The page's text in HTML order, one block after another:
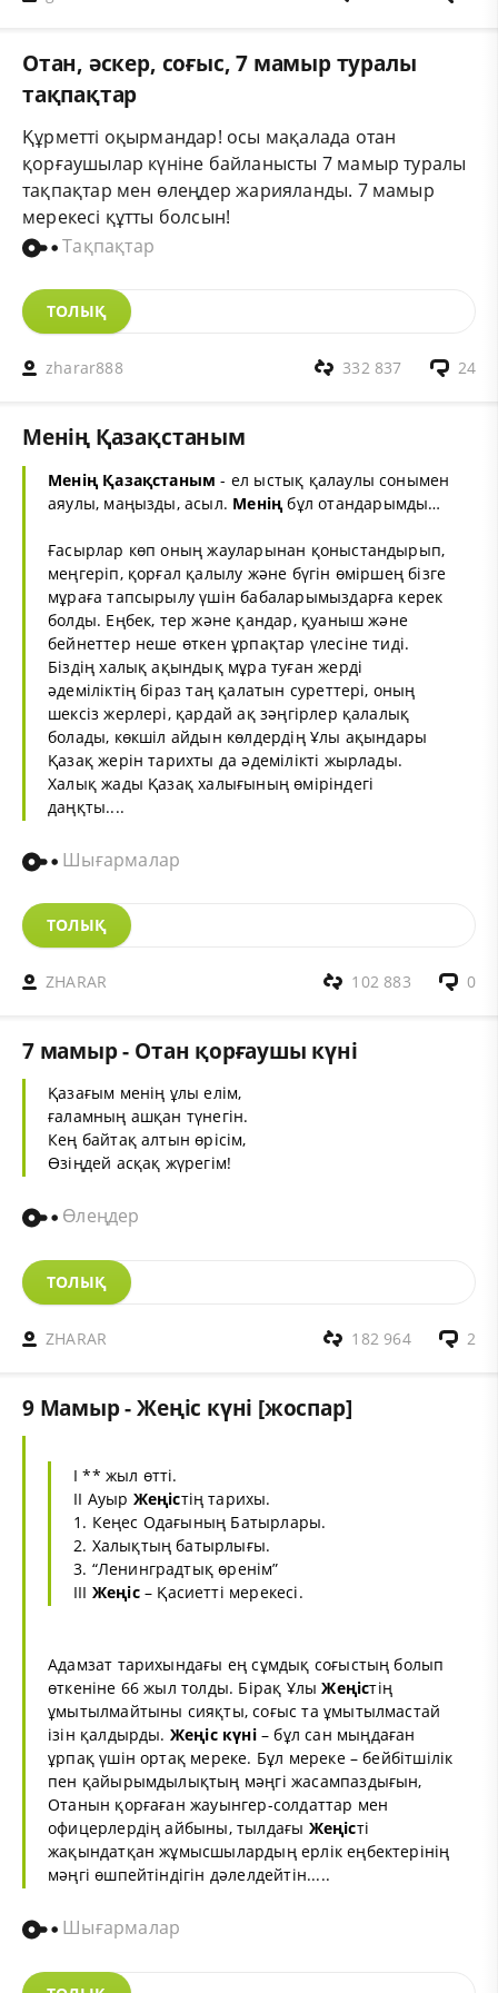
Отан, әскер, соғыс, 7 мамыр туралы
тақпақтар
Құрметті оқырмандар! осы мақалада отан
қорғаушылар күніне байланысты 7 мамыр туралы
тақпақтар мен өлеңдер жарияланды. 7 мамыр
мерекесі құтты болсын!
Тақпақтар
ТОЛЫҚ
zharar888 24
332 837
Менiң Қазақстаным
Менiң Қазақстаным - ел ыстық қалаулы сонымен
аяулы, маңызды, асыл. Менiң бұл отандарымды…
Ғасырлар көп оның жауларынан қоныстандырып,
меңгерiп, қорғал қалылу және бүгiн өмiршең бiзге
мұраға тапсырылу үшiн бабаларымыздарға керек
болды. Еңбек, тер және қандар, қуаныш және
бейнеттер неше өткен ұрпақтар үлесiне тидi.
Бiздiң халық ақындық мұра туған жердi
әдемiлiктiң бiраз таң қалатын суреттерi, оның
шексiз жерлерi, қардай ақ зәңгiрлер қалалық
болады, көкшiл айдын көлдердiң Ұлы ақындары
Қазақ жерiн тарихты да әдемiлiктi жырлады.
Халық жады Қазақ халығының өмiрiндегi
даңқты....
Шығармалар
ТОЛЫҚ
ZHARAR 0
102 883
7 мамыр - Отан қорғаушы күні
Қазағым менің ұлы елім,
ғаламның ашқан түнегін.
Кең байтақ алтын өрісім,
Өзіңдей асқақ жүрегім!
Өлеңдер
ТОЛЫҚ
ZHARAR 2
182 964
9 Мамыр - Жеңіс күні [жоспар]
I ** жыл өттi.
II Ауыр Жеңiстiң тарихы.
1. Кеңес Одағының Батырлары.
2. Халықтың батырлығы.
3. “Ленинградтық өренім”
III Жеңіс– Қасиеттi мерекесі.
Адамзат тарихындағы ең сұмдық соғыстың болып
өткеніне 66 жыл толды. Бірақ ҰлыЖеңістің
ұмытылмайтыны сияқты, соғыс та ұмытылмастай
ізін қалдырды. Жеңіс күні– бұл сан мыңдаған
ұрпақ үшін ортақ мереке. Бұл мереке – бейбітшілік
пен қайырымдылықтың мәңгі жасампаздығын,
Отанын қорғаған жауынгер-солдаттар мен
офицерлердің айбыны, тылдағы Жеңісті
жақындатқан жұмысшылардың ерлік еңбектерінің
мәңгі өшпейтіндігін дәлелдейтін.....
Шығармалар